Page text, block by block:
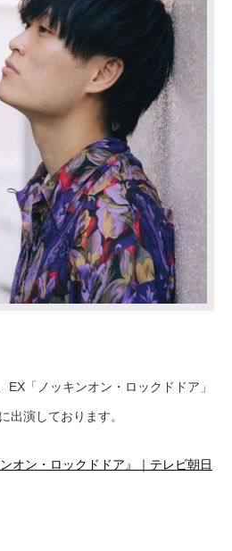
「ノッキンオン・ロックドドア」
出演しております。
オン・ロックドドア』｜テレビ朝日